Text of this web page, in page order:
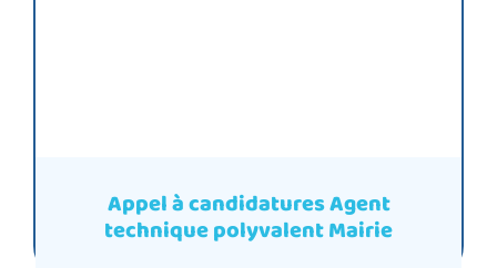
Appel à candidatures Agent
technique polyvalent Mairie